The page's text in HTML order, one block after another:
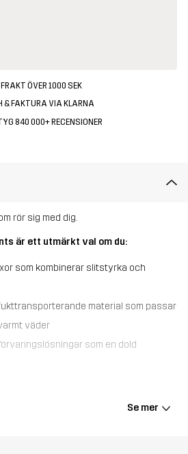
FRAKT ÖVER 1000 SEK
& FAKTURA VIA KLARNA
840 000+ RECENSIONER
rör sig med dig.
är ett utmärkt val om du:
som kombinerar slitstyrka och
material som passar
väder
som en dold
med robust slitstyrka. Byxorna är gjorda
Se mer